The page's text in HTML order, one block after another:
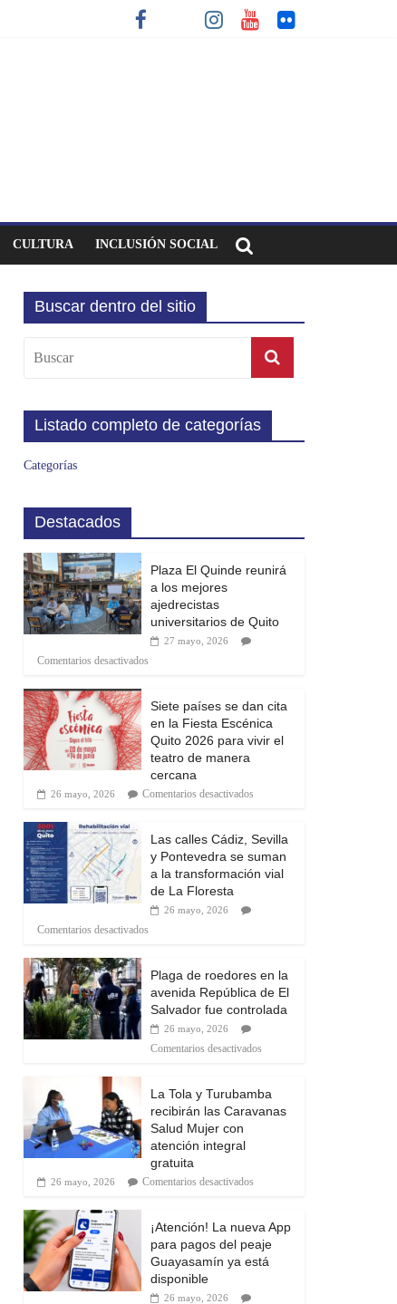
CULTURA INCLUSIÓN SOCIAL
Buscar dentro del sitio
Listado completo de categorías
Categorías
Destacados
Plaza El Quinde reunirá
a los mejores
ajedrecistas
universitarios de Quito
27 mayo, 2026
Comentarios desactivados
Siete países se dan cita
en la Fiesta Escénica
Quito 2026 para vivir el
teatro de manera
cercana
26 mayo, 2026 Comentarios desactivados
Las calles Cádiz, Sevilla
y Pontevedra se suman
a la transformación vial
de La Floresta
26 mayo, 2026
Comentarios desactivados
Plaga de roedores en la
avenida República de El
Salvador fue controlada
26 mayo, 2026
Comentarios desactivados
La Tola y Turubamba
recibirán las Caravanas
Salud Mujer con
atención integral
gratuita
26 mayo, 2026 Comentarios desactivados
¡Atención! La nueva App
para pagos del peaje
Guayasamín ya está
disponible
26 mayo, 2026